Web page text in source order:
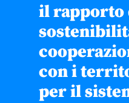
il rapporto
con i
per il